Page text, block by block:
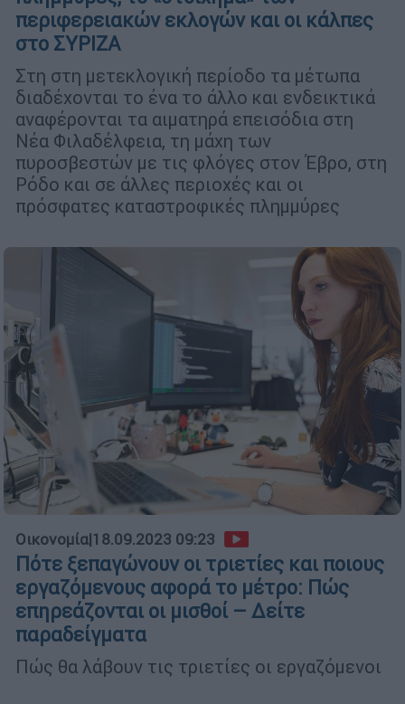
περιφερειακών εκλογών και οι κάλπες
στο ΣΥΡΙΖΑ
Στη στη μετεκλογική περίοδο τα μέτωπα
διαδέχονται το ένα το άλλο και ενδεικτικά
αναφέρονται τα αιματηρά επεισόδια στη
Νέα Φιλαδέλφεια, τη μάχη των
πυροσβεστών με τις φλόγες στον Έβρο, στη
Ρόδο και σε άλλες περιοχές και οι
πρόσφατες καταστροφικές πλημμύρες
Οικονομία|18.09.2023 09:23
Πότε ξεπαγώνουν οι τριετίες και ποιους
εργαζόμενους αφορά το μέτρο: Πώς
επηρεάζονται οι μισθοί – Δείτε
παραδείγματα
Πώς θα λάβουν τις τριετίες οι εργαζόμενοι